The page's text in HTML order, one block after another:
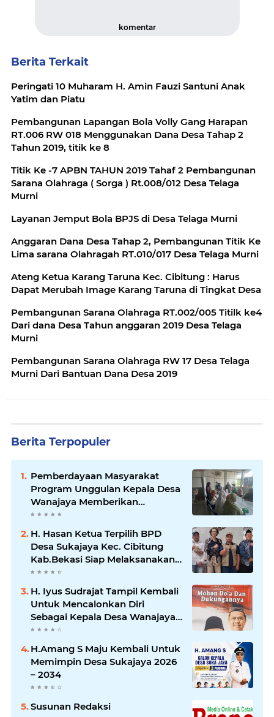
komentar
Berita Terkait
Peringati 10 Muharam H. Amin Fauzi Santuni Anak
Yatim dan Piatu
Pembangunan Lapangan Bola Volly Gang Harapan
RT.006 RW 018 Menggunakan Dana Desa Tahap 2
Tahun 2019, titik ke 8
Titik Ke -7 APBN TAHUN 2019 Tahaf 2 Pembangunan
Sarana Olahraga ( Sorga ) Rt.008/012 Desa Telaga
Murni
Layanan Jemput Bola BPJS di Desa Telaga Murni
Anggaran Dana Desa Tahap 2, Pembangunan Titik Ke
Lima sarana Olahragah RT.010/017 Desa Telaga Murni
Ateng Ketua Karang Taruna Kec. Cibitung : Harus
Dapat Merubah Image Karang Taruna di Tingkat Desa
Pembangunan Sarana Olahraga RT.002/005 Titilk ke4
Dari dana Desa Tahun anggaran 2019 Desa Telaga
Murni
Pembangunan Sarana Olahraga RW 17 Desa Telaga
Murni Dari Bantuan Dana Desa 2019
Berita Terpopuler
Pemberdayaan Masyarakat
Program Unggulan Kepala Desa
Wanajaya Memberikan
pelatihan Ketrampilan Untuk
Melanjutkan Kepemimpinannya
H. Hasan Ketua Terpilih BPD
Desa Sukajaya Kec. Cibitung
Kab.Bekasi Siap Melaksanakan
Aspirasi Masyarakat
H. Iyus Sudrajat Tampil Kembali
Untuk Mencalonkan Diri
Sebagai Kepala Desa Wanajaya
Bergema dari Warga Ujung
Kampung Hingga Warga
Perumahan
H.Amang S Maju Kembali Untuk
Memimpin Desa Sukajaya 2026
– 2034
Susunan Redaksi